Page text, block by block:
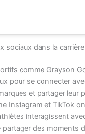
sociaux dans la
comme Grayson
pour se connecter
et partager leur
Instagram et TikTok
interagissent
partager des moments